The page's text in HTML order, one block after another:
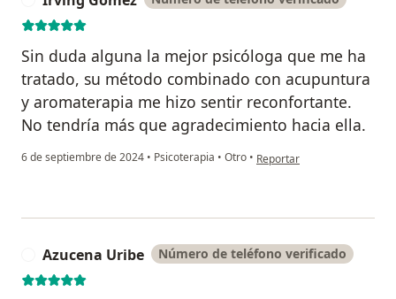
Sin duda alguna la mejor psicóloga que me ha
tratado, su método combinado con acupuntura
y aromaterapia me hizo sentir reconfortante.
No tendría más que agradecimiento hacia ella.
6 de septiembre de 2024 • Psicoterapia • Otro • en opinión del usuario
Reportar
Azucena Uribe Número de teléfono verificado